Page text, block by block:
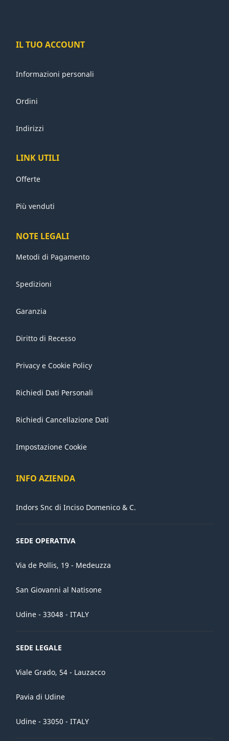
IL TUO ACCOUNT
Informazioni personali
Ordini
Indirizzi
LINK UTILI
Offerte
Più venduti
NOTE LEGALI
Metodi di Pagamento
Spedizioni
Garanzia
Diritto di Recesso
Privacy e Cookie Policy
Richiedi Dati Personali
Richiedi Cancellazione Dati
Impostazione Cookie
INFO AZIENDA
Indors Snc di Inciso Domenico & C.
SEDE OPERATIVA
Via de Pollis, 19 - Medeuzza
San Giovanni al Natisone
Udine - 33048 - ITALY
SEDE LEGALE
Viale Grado, 54 - Lauzacco
Pavia di Udine
Udine - 33050 - ITALY